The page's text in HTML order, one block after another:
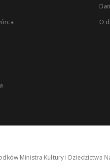
O
Ministra Kultury i Dziedzictwa